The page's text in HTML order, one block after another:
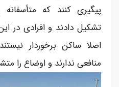
پیگیری کنند که
تشکیل دادند و افرادی در
اصلا ساکن برخوردار
منافعی ندارند و اوضاع را